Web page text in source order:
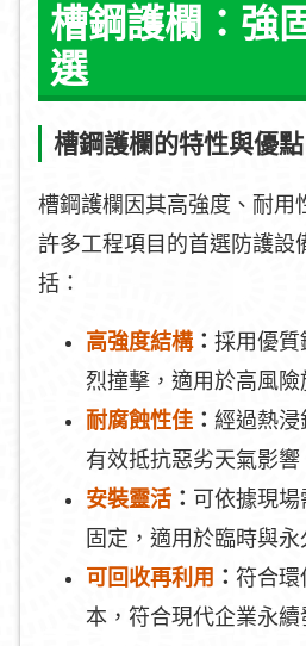
槽鋼護欄：強
選
槽鋼護欄的特性與優點
槽鋼護欄因其高強度、耐用
許多工程項目的首選防護設
括：
高強度結構： 採用優質
烈撞擊，適用於高風險
耐腐蝕性佳 ： 經過熱浸
有效抵抗惡劣天氣影響
安裝靈活 ： 可依據現
固定，適用於臨時與永
可回收再利用 ： 符合環
本，符合現代企業永續